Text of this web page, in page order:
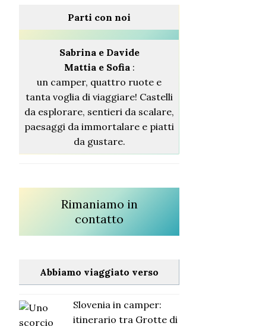
Parti con noi
Sabrina e Davide
Mattia e Sofia:
un camper, quattro ruote e
tanta voglia di viaggiare! Castelli
da esplorare, sentieri da scalare,
paesaggi da immortalare e piatti
da gustare.
Rimaniamo in
contatto
Abbiamo viaggiato verso
Slovenia in camper:
itinerario tra Grotte di